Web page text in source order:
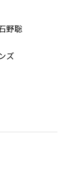
野聡
ズ